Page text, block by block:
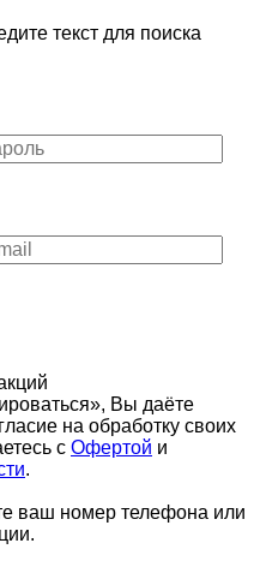
текст для поиска
Вы даёте
на обработку своих
с Офертой и
.
ваш номер телефона или